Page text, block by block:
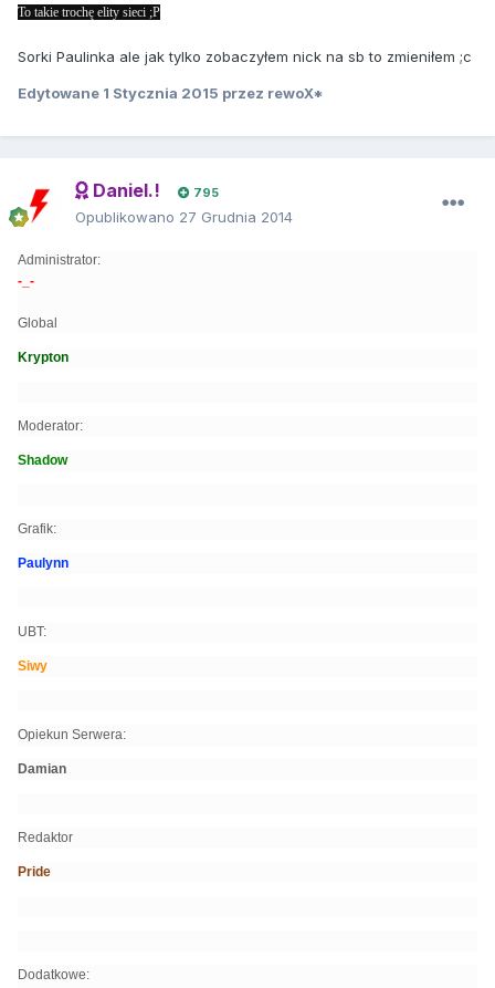
To takie trochę elity sieci ;P
Sorki Paulinka ale jak tylko zobaczyłem nick na sb to zmieniłem ;c
Edytowane 1 Stycznia 2015 przez rewoX*
Daniel.! 795
Opublikowano 27 Grudnia 2014
Administrator:
-_-
Global
Krypton
Moderator:
Shadow
Grafik:
Paulynn
UBT:
Siwy
Opiekun Serwera:
Damian
Redaktor
Pride
Dodatkowe: